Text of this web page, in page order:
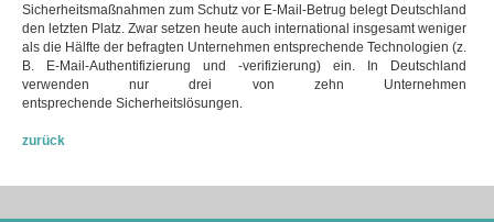
Sicherheitsmaßnahmen zum Schutz vor E-Mail-Betrug belegt Deutschland
den letzten Platz. Zwar setzen heute auch international insgesamt weniger
als die Hälfte der befragten Unternehmen entsprechende Technologien (z.
B. E-Mail-Authentifizierung und -verifizierung) ein. In Deutschland
verwenden nur drei von zehn Unternehmen
entsprechende Sicherheitslösungen.
zurück